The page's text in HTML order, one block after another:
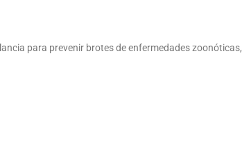
para prevenir brotes de enfermedades zoonóticas,